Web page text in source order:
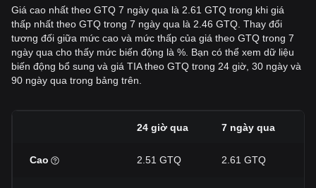
Giá cao nhất theo GTQ 7 ngày qua là 2.61 GTQ trong khi giá
thấp nhất theo GTQ trong 7 ngày qua là 2.46 GTQ. Thay đổi
tương đối giữa mức cao và mức thấp của giá theo GTQ trong 7
ngày qua cho thấy mức biến động là %. Bạn có thể xem dữ liệu
biến động bổ sung và giá TIA theo GTQ trong 24 giờ, 30 ngày và
90 ngày qua trong bảng trên.
24 giờ qua 7 ngày qua
Cao 2.51 GTQ 2.61 GTQ